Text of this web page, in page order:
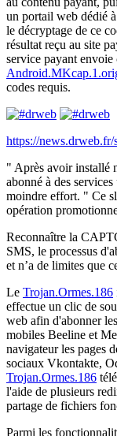
un portail web dédié
le décryptage de ce
résultat reçu au site
service payant
codes requis.
https://
" Après avoir installé
abonné à des
moindre effort. " Ce
opération
Reconnaître la
SMS, le processus
et n’a de limites que
Le Trojan.Ormes.186
effectue un clic de
web afin d'abonner
mobiles Beeline et
navigateur les pages
sociaux Vkontakte,
Trojan.Ormes.186
l'aide de plusieurs
partage de fichiers
Parmi les